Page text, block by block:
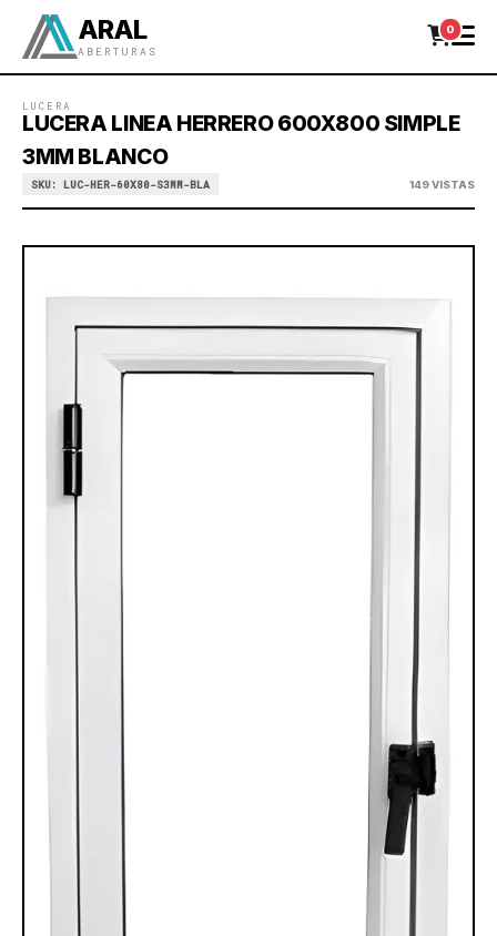
ARAL
ABERTURAS
0
LUCERA
LUCERA LINEA HERRERO 600X800 SIMPLE
3MM BLANCO
SKU: LUC-HER-60X80-S3MM-BLA 149 VISTAS